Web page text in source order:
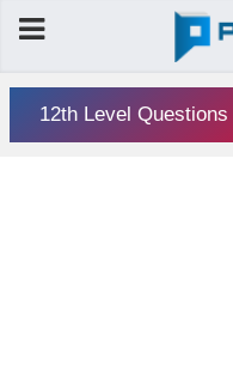
12th Level Questions